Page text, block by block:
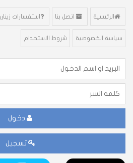
الرئيسية اتصل بنا استفسارات
سياسة الخصوصية شروط الاستخدام
دخول
تسجيل